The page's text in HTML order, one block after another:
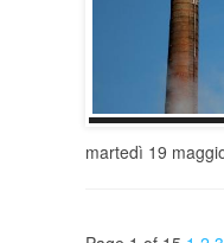
martedì 19